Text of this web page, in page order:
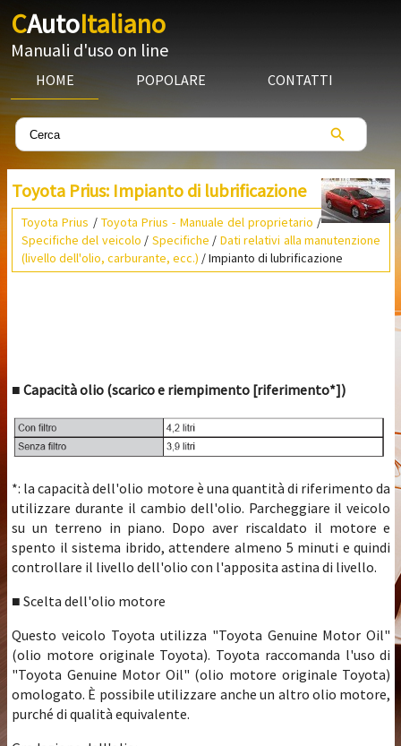
CAutoItaliano
Manuali d'uso on line
HOME POPOLARE CONTATTI
Toyota Prius: Impianto di lubrificazione
Toyota Prius / Toyota Prius - Manuale del proprietario /
Specifiche del veicolo / Specifiche / Dati relativi alla manutenzione
(livello dell'olio, carburante, ecc.) / Impianto di lubrificazione
■ Capacità olio (scarico e riempimento [riferimento*])
*: la capacità dell'olio motore è una quantità di riferimento da
utilizzare durante il cambio dell'olio. Parcheggiare il veicolo
su un terreno in piano. Dopo aver riscaldato il motore e
spento il sistema ibrido, attendere almeno 5 minuti e quindi
controllare il livello dell'olio con l'apposita astina di livello.
■ Scelta dell'olio motore
Questo veicolo Toyota utilizza "Toyota Genuine Motor Oil"
(olio motore originale Toyota). Toyota raccomanda l'uso di
"Toyota Genuine Motor Oil" (olio motore originale Toyota)
omologato. È possibile utilizzare anche un altro olio motore,
purché di qualità equivalente.